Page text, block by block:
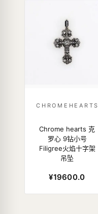
CHROMEHEARTS
Chrome hearts 克
罗心 9钻小号
Filigree火焰十字架
吊坠
¥19600.0